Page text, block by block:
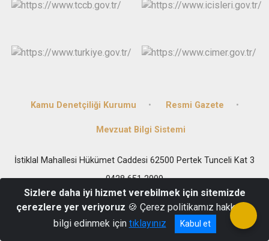
Kamu Denetçiliği Kurumu Resmi Gazete
Mevzuat Bilgi Sistemi
İstiklal Mahallesi Hükümet Caddesi 62500 Pertek Tunceli Kat 3
0428 651 2009
Sizlere daha iyi hizmet verebilmek için sitemizde
çerezlere yer veriyoruz 🍪 Çerez politikamız hakkında
bilgi edinmek için tıklayınız Kabul et